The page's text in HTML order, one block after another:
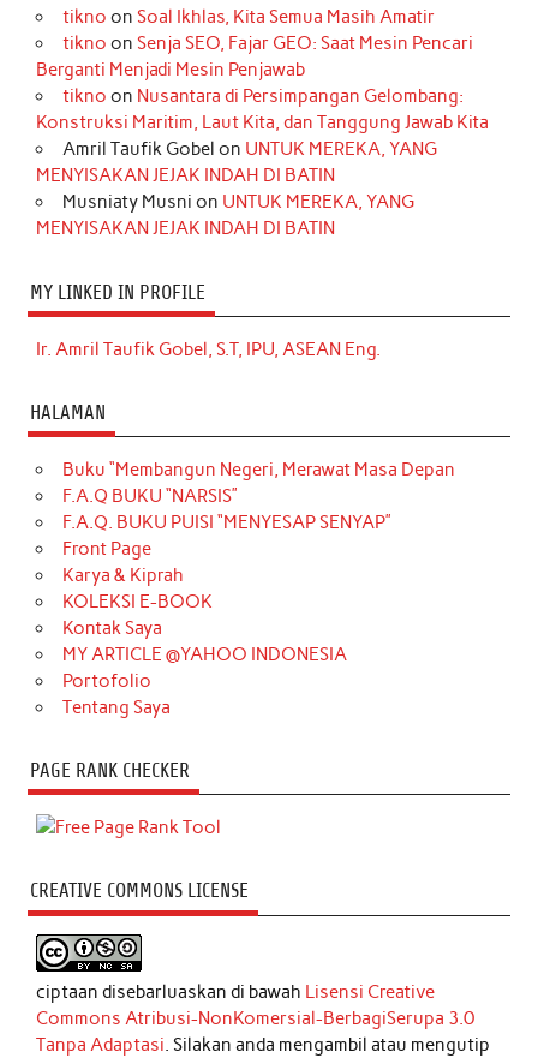
tikno on Soal Ikhlas, Kita Semua Masih Amatir
tikno on Senja SEO, Fajar GEO: Saat Mesin Pencari
Berganti Menjadi Mesin Penjawab
tikno on Nusantara di Persimpangan Gelombang:
Konstruksi Maritim, Laut Kita, dan Tanggung Jawab Kita
Amril Taufik Gobel on UNTUK MEREKA, YANG
MENYISAKAN JEJAK INDAH DI BATIN
Musniaty Musni on UNTUK MEREKA, YANG
MENYISAKAN JEJAK INDAH DI BATIN
MY LINKED IN PROFILE
Ir. Amril Taufik Gobel, S.T, IPU, ASEAN Eng.
HALAMAN
Buku “Membangun Negeri, Merawat Masa Depan
F.A.Q BUKU “NARSIS”
F.A.Q. BUKU PUISI “MENYESAP SENYAP”
Front Page
Karya & Kiprah
KOLEKSI E-BOOK
Kontak Saya
MY ARTICLE @YAHOO INDONESIA
Portofolio
Tentang Saya
PAGE RANK CHECKER
CREATIVE COMMONS LICENSE
ciptaan disebarluaskan di bawah Lisensi Creative
Commons Atribusi-NonKomersial-BerbagiSerupa 3.0
Tanpa Adaptasi. Silakan anda mengambil atau mengutip